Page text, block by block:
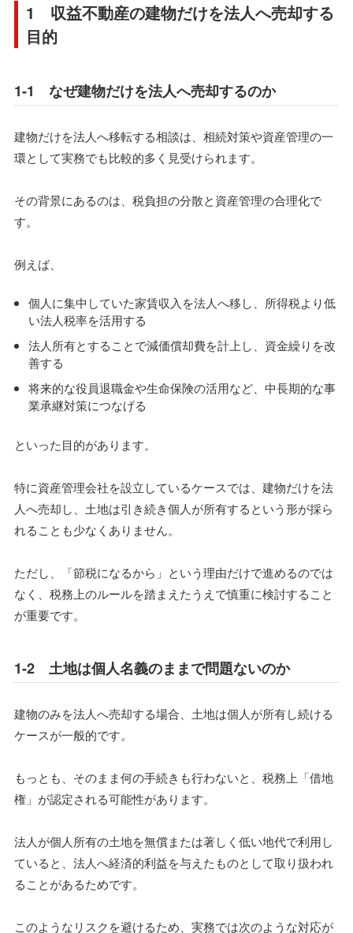
1 収益不動産の建物だけを法人へ売却する
目的
1-1 なぜ建物だけを法人へ売却するのか
建物だけを法人へ移転する相談は、相続対策や資産管理の一
環として実務でも比較的多く見受けられます。
その背景にあるのは、税負担の分散と資産管理の合理化で
す。
例えば、
個人に集中していた家賃収入を法人へ移し、所得税より低
い法人税率を活用する
法人所有とすることで減価償却費を計上し、資金繰りを改
善する
将来的な役員退職金や生命保険の活用など、中長期的な事
業承継対策につなげる
といった目的があります。
特に資産管理会社を設立しているケースでは、建物だけを法
人へ売却し、土地は引き続き個人が所有するという形が採ら
れることも少なくありません。
ただし、「節税になるから」という理由だけで進めるのでは
なく、税務上のルールを踏まえたうえで慎重に検討すること
が重要です。
1-2 土地は個人名義のままで問題ないのか
建物のみを法人へ売却する場合、土地は個人が所有し続ける
ケースが一般的です。
もっとも、そのまま何の手続きも行わないと、税務上「借地
権」が認定される可能性があります。
法人が個人所有の土地を無償または著しく低い地代で利用し
ていると、法人へ経済的利益を与えたものとして取り扱われ
ることがあるためです。
このようなリスクを避けるため、実務では次のような対応が